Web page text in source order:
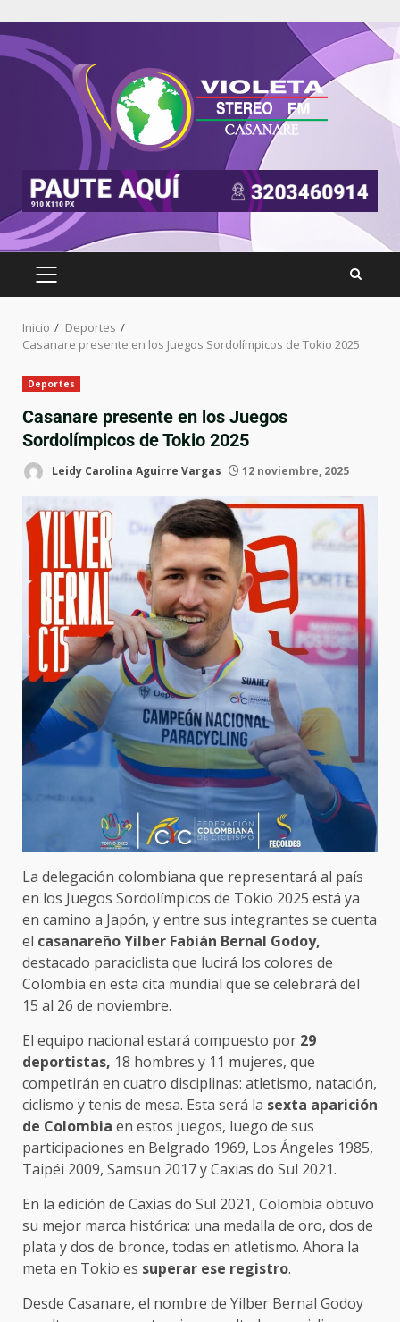
Inicio
Deportes
Casanare presente en los Juegos Sordolímpicos de Tokio 2025
Deportes
Casanare presente en los Juegos
Sordolímpicos de Tokio 2025
Leidy Carolina Aguirre Vargas 12 noviembre, 2025
La delegación colombiana que representará al país
en los Juegos Sordolímpicos de Tokio 2025 está ya
en camino a Japón, y entre sus integrantes se cuenta
el casanareño Yilber Fabián Bernal Godoy,
destacado paraciclista que lucirá los colores de
Colombia en esta cita mundial que se celebrará del
15 al 26 de noviembre.
El equipo nacional estará compuesto por 29
deportistas, 18 hombres y 11 mujeres, que
competirán en cuatro disciplinas: atletismo, natación,
ciclismo y tenis de mesa. Esta será la sexta aparición
de Colombia en estos juegos, luego de sus
participaciones en Belgrado 1969, Los Ángeles 1985,
Taipéi 2009, Samsun 2017 y Caxias do Sul 2021.
En la edición de Caxias do Sul 2021, Colombia obtuvo
su mejor marca histórica: una medalla de oro, dos de
plata y dos de bronce, todas en atletismo. Ahora la
meta en Tokio es superar ese registro.
Desde Casanare, el nombre de Yilber Bernal Godoy